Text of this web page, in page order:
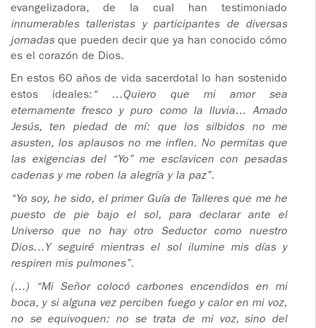
ENCUENTRO DE
EXPERIENCIA DE
DIOS
CHARLAS Y
JORNADAS DE
EVANGELIZACIÓN
CÍRCULOS DE
ORACIÓN Y VIDA
PADRE
IGNACIO
LARRAÑAGA
LIBROS
VIDEOS
AUDIOS
evangelizadora, de la cual han testimoniado
innumerables talleristas y participantes de diversas
jornadasque pueden decir que ya han conocido cómo
es el corazón de Dios.
En estos 60 años de vida sacerdotal lo han sostenido
estos ideales: “ …Quiero que mi amor sea
eternamente fresco y puro como la lluvia… Amado
Jesús, ten piedad de mí: que los silbidos no me
asusten, los aplausos no me inflen. No permitas que
las exigencias del “Yo” me esclavicen con pesadas
cadenas y me roben la alegría y la paz”.
“Yo soy, he sido, el primer Guía de Talleres que me he
puesto de pie bajo el sol, para declarar ante el
Universo que no hay otro Seductor como nuestro
Dios…Y seguiré mientras el sol ilumine mis días y
respiren mis pulmones”.
(…) “Mi Señor colocó carbones encendidos en mi
boca, y si alguna vez perciben fuego y calor en mi voz,
no se equivoquen: no se trata de mi voz, sino del